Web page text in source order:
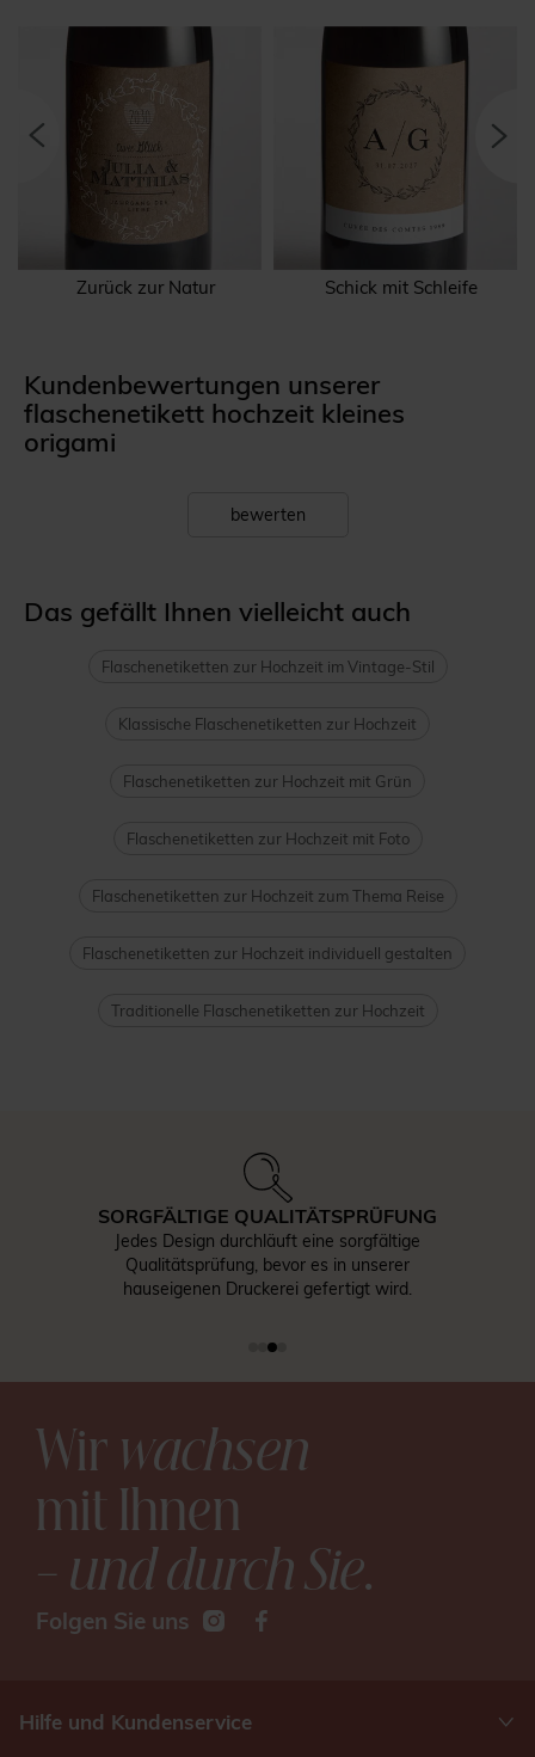
Zurück zur Natur Schick mit Schleife
Kundenbewertungen unserer
flaschenetikett hochzeit kleines
origami
bewerten
Das gefällt Ihnen vielleicht auch
Flaschenetiketten zur Hochzeit im Vintage-Stil
Klassische Flaschenetiketten zur Hochzeit
Flaschenetiketten zur Hochzeit mit Grün
Flaschenetiketten zur Hochzeit mit Foto
Flaschenetiketten zur Hochzeit zum Thema Reise
Flaschenetiketten zur Hochzeit individuell gestalten
Traditionelle Flaschenetiketten zur Hochzeit
SORGFÄLTIGE QUALITÄTSPRÜFUNG
Jedes Design durchläuft eine sorgfältige
Qualitätsprüfung, bevor es in unserer
hauseigenen Druckerei gefertigt wird.
Wirwachsen
mit Ihnen
– und durch Sie.
Folgen Sie uns
Hilfe und Kundenservice